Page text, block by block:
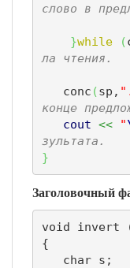
слово в
}while (
ла чтения.
   conc
(sp,
конце
cout << "
зультата.
}
Заголовочный
void invert
{
   char s;